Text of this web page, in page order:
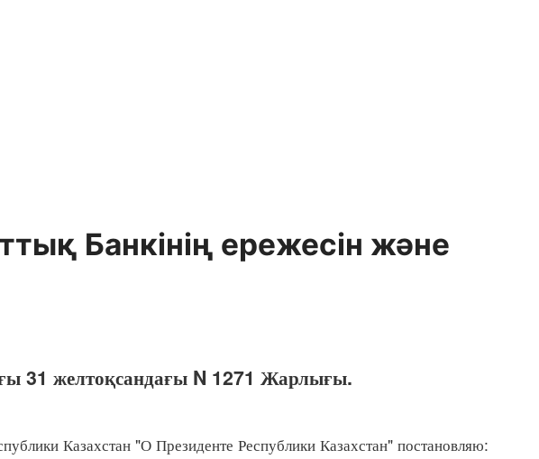
Банкiнiң ережесiн және
31 желтоқсандағы N 1271 Жарлығы.
Казахстан "О Президенте Республики Казахстан" постановляю: